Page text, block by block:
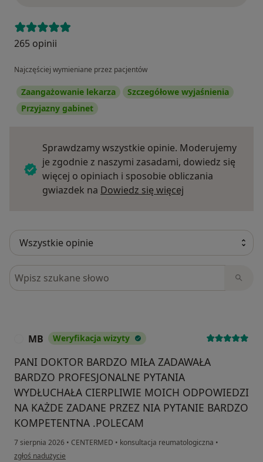
265 opinii
Najczęściej wymieniane przez pacjentów
Zaangażowanie lekarza
Szczegółowe wyjaśnienia
Przyjazny gabinet
Sprawdzamy wszystkie opinie. Moderujemy
je zgodnie z naszymi zasadami, dowiedz się
więcej o opiniach i sposobie obliczania
gwiazdek na Dowiedz się więcej
Szukaj w opiniach
MB Weryfikacja wizyty
PANI DOKTOR BARDZO MIŁA ZADAWAŁA
BARDZO PROFESJONALNE PYTANIA
WYDŁUCHAŁA CIERPLIWIE MOICH ODPOWIEDZI
NA KAŻDE ZADANE PRZEZ NIA PYTANIE BARDZO
KOMPETENTNA .POLECAM
7 sierpnia 2026 • CENTERMED • konsultacja reumatologiczna •
w opinii użytkownika MB
zgłoś nadużycie